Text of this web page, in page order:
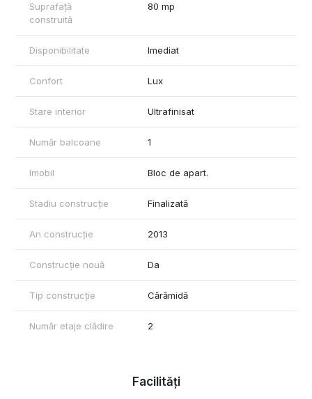
Suprafață
construită
80 mp
Disponibilitate Imediat
Confort Lux
Stare interior Ultrafinisat
Număr balcoane 1
Imobil Bloc de apart.
Stadiu construcție Finalizată
An construcție 2013
Construcție nouă Da
Tip construcție Cărămidă
Număr etaje clădire 2
Facilități